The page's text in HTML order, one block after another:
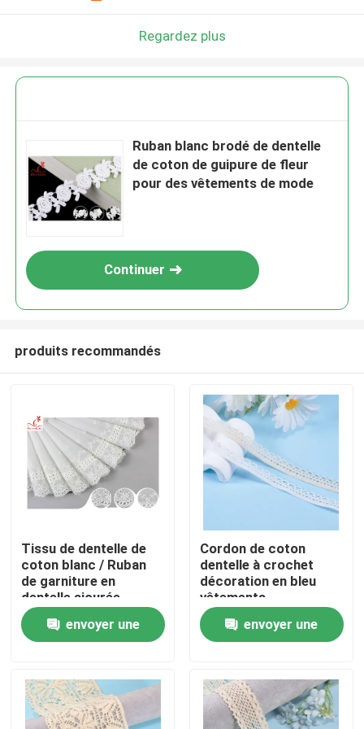
Maison
Au sujet de nous
Regardez plus
Ruban blanc brodé de dentelle
de coton de guipure de fleur
pour des vêtements de mode
Continuer
produits recommandés
Tissu de dentelle de
coton blanc / Ruban
de garniture en
dentelle ajourée
envoyer une
Cordon de coton
dentelle à crochet
décoration en bleu
vêtements
accessoires de
rideaux maille dentelle
à ruban
envoyer une